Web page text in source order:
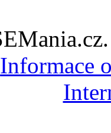
Informace